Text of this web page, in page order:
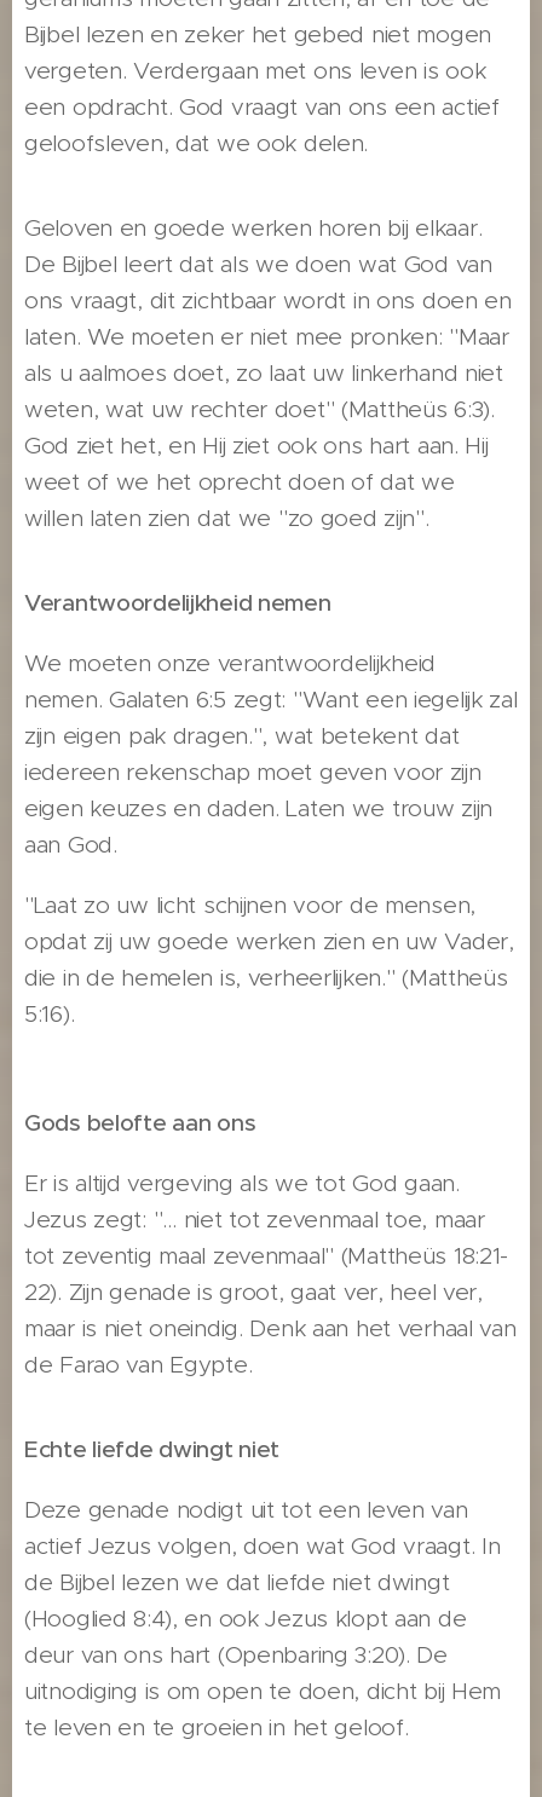
Bijbel lezen en zeker het gebed niet mogen
vergeten. Verdergaan met ons leven is ook
een opdracht. God vraagt van ons een actief
geloofsleven, dat we ook delen.
Geloven en goede werken horen bij elkaar.
De Bijbel leert dat als we doen wat God van
ons vraagt, dit zichtbaar wordt in ons doen en
laten. We moeten er niet mee pronken: "Maar
als u aalmoes doet, zo laat uw linkerhand niet
weten, wat uw rechter doet" (Mattheüs 6:3).
God ziet het, en Hij ziet ook ons hart aan. Hij
weet of we het oprecht doen of dat we
willen laten zien dat we "zo goed zijn".
Verantwoordelijkheid nemen
We moeten onze verantwoordelijkheid
nemen. Galaten 6:5 zegt: "Want een iegelijk zal
zijn eigen pak dragen." , wat betekent dat
iedereen rekenschap moet geven voor zijn
eigen keuzes en daden. Laten we trouw zijn
aan God.
"Laat zo uw licht schijnen voor de mensen,
opdat zij uw goede werken zien en uw Vader,
die in de hemelen is, verheerlijken." (Mattheüs
5:16).
Gods belofte aan ons
Er is altijd vergeving als we tot God gaan.
Jezus zegt: "… niet tot zevenmaal toe, maar
tot zeventig maal zevenmaal" (Mattheüs 18:21-
22). Zijn genade is groot, gaat ver, heel ver,
maar is niet oneindig. Denk aan het verhaal van
de Farao van Egypte.
Echte liefde dwingt niet
Deze genade nodigt uit tot een leven van
actief Jezus volgen, doen wat God vraagt. In
de Bijbel lezen we dat liefde niet dwingt
(Hooglied 8:4), en ook Jezus klopt aan de
deur van ons hart (Openbaring 3:20). De
uitnodiging is om open te doen, dicht bij Hem
te leven en te groeien in het geloof.